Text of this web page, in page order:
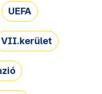
UEFA
VII.kerület